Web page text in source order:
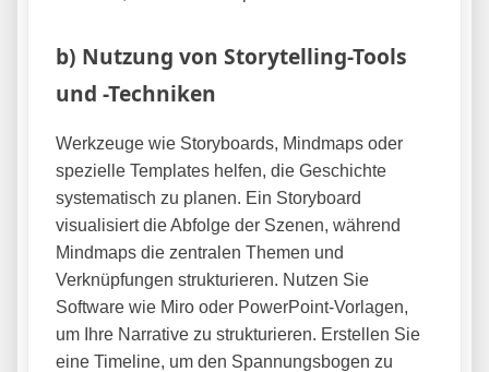
b) Nutzung von Storytelling-Tools
und -Techniken
Werkzeuge wie Storyboards, Mindmaps oder
spezielle Templates helfen, die Geschichte
systematisch zu planen. Ein Storyboard
visualisiert die Abfolge der Szenen, während
Mindmaps die zentralen Themen und
Verknüpfungen strukturieren. Nutzen Sie
Software wie Miro oder PowerPoint-Vorlagen,
um Ihre Narrative zu strukturieren. Erstellen Sie
eine Timeline, um den Spannungsbogen zu